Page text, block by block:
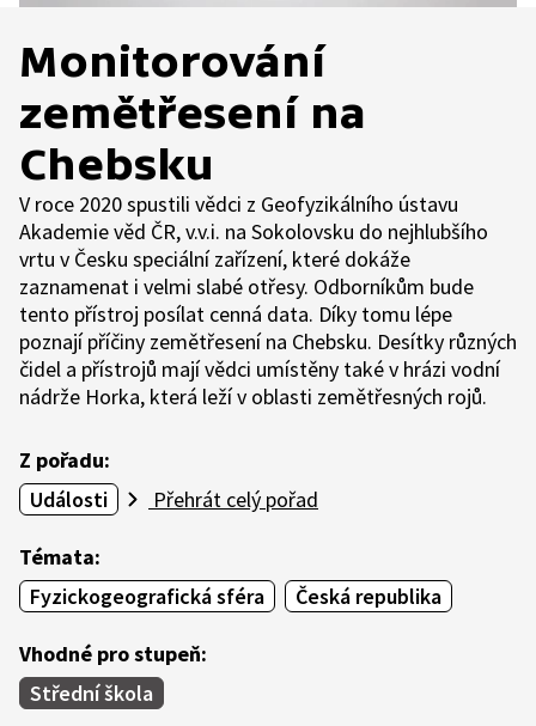
Monitorování
zemětřesení na
Chebsku
V roce 2020 spustili vědci z Geofyzikálního ústavu
Akademie věd ČR, v.v.i. na Sokolovsku do nejhlubšího
vrtu v Česku speciální zařízení, které dokáže
zaznamenat i velmi slabé otřesy. Odborníkům bude
tento přístroj posílat cenná data. Díky tomu lépe
poznají příčiny zemětřesení na Chebsku. Desítky různých
čidel a přístrojů mají vědci umístěny také v hrázi vodní
nádrže Horka, která leží v oblasti zemětřesných rojů.
Z pořadu:
Události
Přehrát celý pořad
Témata:
Fyzickogeografická sféra
Česká republika
Vhodné pro stupeň:
Střední škola